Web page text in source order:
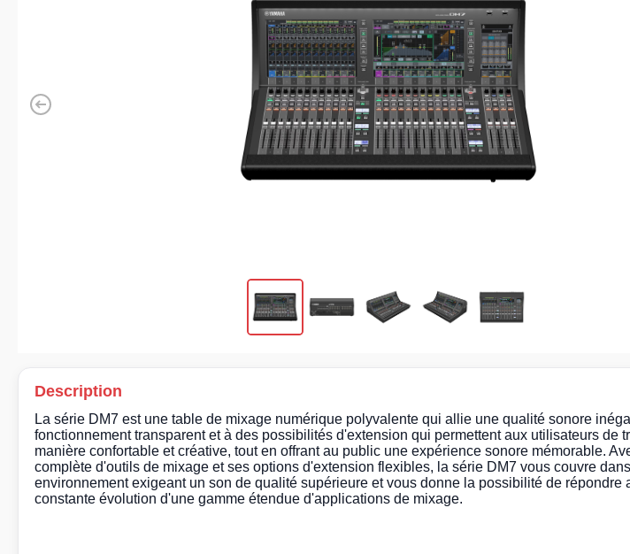
Description
La série DM7 est une table de mixage numérique polyvalente qui allie une qualité sonore
fonctionnement transparent et à des possibilités d'extension qui permettent aux utilisateurs de
manière confortable et créative, tout en offrant au public une expérience sonore mémorable.
complète d'outils de mixage et ses options d'extension flexibles, la série DM7 vous couvre
environnement exigeant un son de qualité supérieure et vous donne la possibilité de répondre
constante évolution d'une gamme étendue d'applications de mixage.